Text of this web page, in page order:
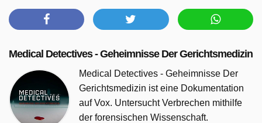
Medical Detectives - Geheimnisse Der Gerichtsmedizin
Medical Detectives - Geheimnisse Der
Gerichtsmedizin ist eine Dokumentation
auf Vox. Untersucht Verbrechen mithilfe
der forensischen Wissenschaft.